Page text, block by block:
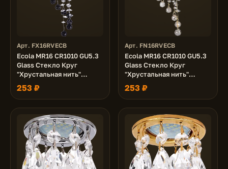
Арт. FX16RVECB
Ecola MR16 CR1010 GU5.3
Glass Стекло Круг
"Хрустальная нить"
Прозрачный и Черный /
Хром 84x290
253 ₽
Арт. FN16RVECB
Ecola MR16 CR1010 GU5.3
Glass Стекло Круг
"Хрустальная нить"
Тонированный / Золото
84x290
253 ₽